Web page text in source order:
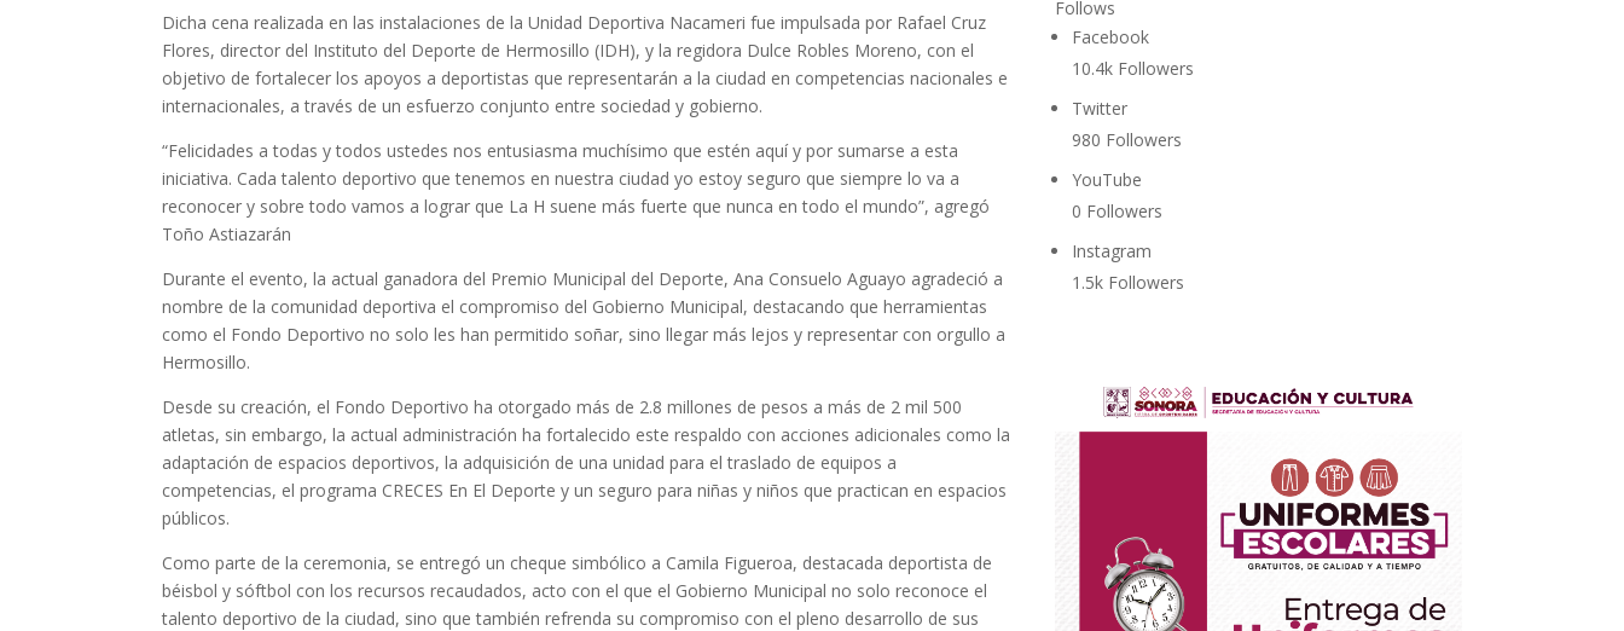
Dicha cena realizada en las instalaciones de la Unidad Deportiva Nacameri fue impulsada por Rafael Cruz
Flores, director del Instituto del Deporte de Hermosillo (IDH), y la regidora Dulce Robles Moreno, con el
objetivo de fortalecer los apoyos a deportistas que representarán a la ciudad en competencias nacionales e
internacionales, a través de un esfuerzo conjunto entre sociedad y gobierno.
“Felicidades a todas y todos ustedes nos entusiasma muchísimo que estén aquí y por sumarse a esta
iniciativa. Cada talento deportivo que tenemos en nuestra ciudad yo estoy seguro que siempre lo va a
reconocer y sobre todo vamos a lograr que La H suene más fuerte que nunca en todo el mundo”, agregó
Toño Astiazarán
Durante el evento, la actual ganadora del Premio Municipal del Deporte, Ana Consuelo Aguayo agradeció a
nombre de la comunidad deportiva el compromiso del Gobierno Municipal, destacando que herramientas
como el Fondo Deportivo no solo les han permitido soñar, sino llegar más lejos y representar con orgullo a
Hermosillo.
Desde su creación, el Fondo Deportivo ha otorgado más de 2.8 millones de pesos a más de 2 mil 500
atletas, sin embargo, la actual administración ha fortalecido este respaldo con acciones adicionales como la
adaptación de espacios deportivos, la adquisición de una unidad para el traslado de equipos a
competencias, el programa CRECES En El Deporte y un seguro para niñas y niños que practican en espacios
públicos.
Como parte de la ceremonia, se entregó un cheque simbólico a Camila Figueroa, destacada deportista de
béisbol y sóftbol con los recursos recaudados, acto con el que el Gobierno Municipal no solo reconoce el
talento deportivo de la ciudad, sino que también refrenda su compromiso con el pleno desarrollo de sus
Follows
Facebook
10.4k Followers
Twitter
980 Followers
YouTube
0 Followers
Instagram
1.5k Followers